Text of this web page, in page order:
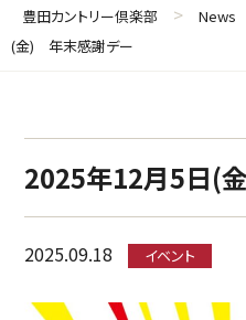
豊田カントリー倶楽部 > News
(金) 年末感謝デー
2025年12月5日(
2025.09.18 イベント